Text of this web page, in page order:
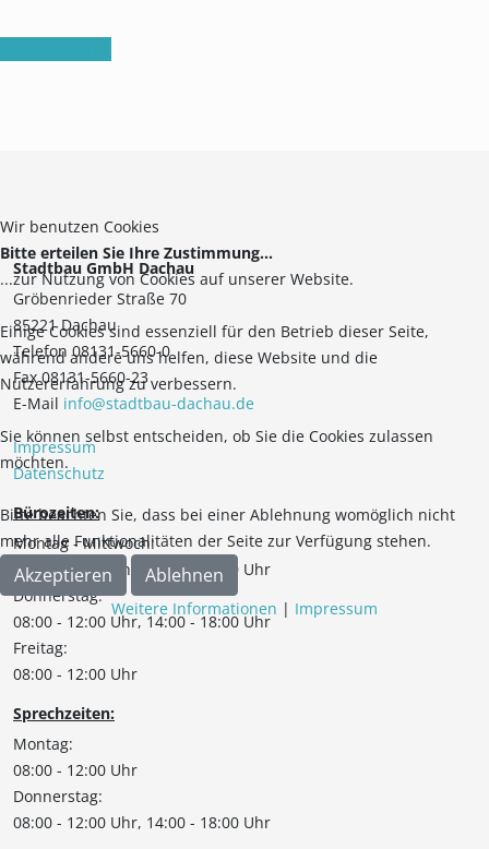
Stadtbau GmbH Dachau
Gröbenrieder Straße 70
85221 Dachau
Telefon 08131-5660-0
Fax 08131-5660-23
E-Mail info@stadtbau-dachau.de
Impressum
Datenschutz
Bürozeiten:
Montag - Mittwoch:
08:00 - 12:00 Uhr, 14:00 - 16:00 Uhr
Donnerstag:
08:00 - 12:00 Uhr, 14:00 - 18:00 Uhr
Freitag:
08:00 - 12:00 Uhr
Sprechzeiten:
Montag:
08:00 - 12:00 Uhr
Donnerstag:
08:00 - 12:00 Uhr, 14:00 - 18:00 Uhr
Wir benutzen Cookies
Bitte erteilen Sie Ihre Zustimmung...
...zur Nutzung von Cookies auf unserer Website.
Einige Cookies sind essenziell für den Betrieb dieser Seite,
während andere uns helfen, diese Website und die
Nutzererfahrung zu verbessern.
Sie können selbst entscheiden, ob Sie die Cookies zulassen
möchten.
Bitte beachten Sie, dass bei einer Ablehnung womöglich nicht
mehr alle Funktionalitäten der Seite zur Verfügung stehen.
Akzeptieren Ablehnen
Weitere Informationen | Impressum